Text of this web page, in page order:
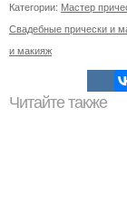
Категории: Мастер
Свадебные прически и
и макияж
Читайте также